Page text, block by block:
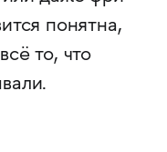
понятна,
то, что